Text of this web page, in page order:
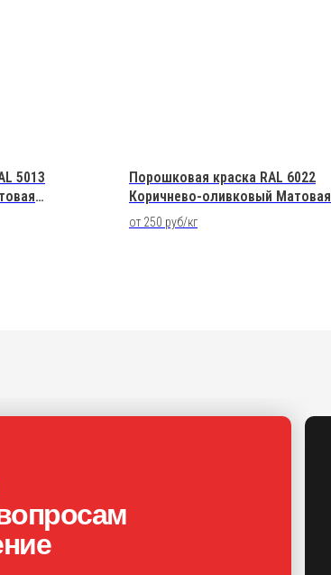
5013
Порошковая краска RAL 6022
Коричнево-оливковый Матовая
Полиэфирная
от 250 руб/кг